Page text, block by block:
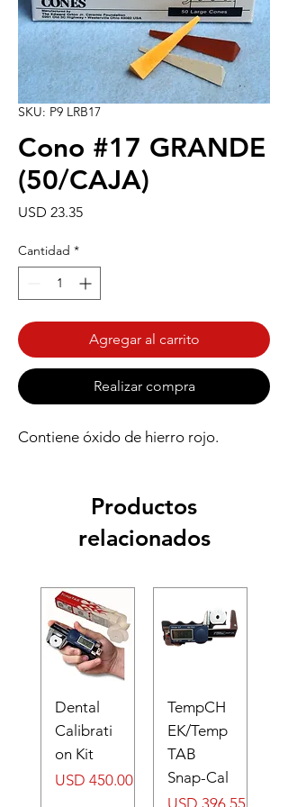
SKU: P9 LRB17
Cono #17 GRANDE
(50/CAJA)
USD 23.35Precio
Cantidad *
Agregar al carrito
Realizar compra
Contiene óxido de hierro rojo.
Productos
relacionados
Dental
Calibrati
on Kit
Precio
USD 450.00
TempCH
EK/Temp
TAB
Snap-Cal
Precio
USD 396.55